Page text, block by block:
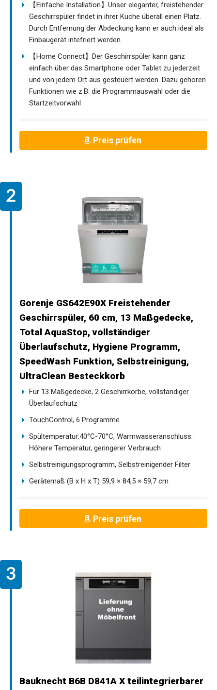
【Einfache Installation】Unser eleganter, freistehender
Geschirrspüler findet in ihrer Küche überall einen Platz.
Durch Entfernung der Abdeckung kann er auch ideal als
Einbaugerät intefriert werden.
【Home Connect】Der Geschirrspüler kann ganz
einfach über das Smartphone oder Tablet zu jederzeit
und von jedem Ort aus gesteuert werden. Dazu gehören
Funktionen wie z.B. die Programmauswahl oder die
Startzeitvorwahl
Preis prüfen
Gorenje GS642E90X Freistehender
Geschirrspüler, 60 cm, 13 Maßgedecke,
Total AquaStop, vollständiger
Überlaufschutz, Hygiene Programm,
SpeedWash Funktion, Selbstreinigung,
UltraClean Besteckkorb
Für 13 Maßgedecke, 2 Geschirrkörbe, vollständiger
Überlaufschutz
TouchControl, 6 Programme
Spültemperatur:40°C-70°C, Warmwasseranschluss:
Höhere Temperatur, geringerer Verbrauch
Selbstreinigungsprogramm, Selbstreinigender Filter
Gerätemaß (B x H x T) 59,9 × 84,5 × 59,7 cm
Preis prüfen
Bauknecht B6B D841A X teilintegrierbarer